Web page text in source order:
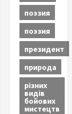
поэзия
поэзия
президент
природа
різних
видів
бойових
мистецтв